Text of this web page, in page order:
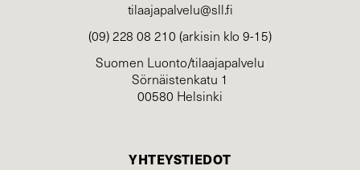
tilaajapalvelu@sll.fi
(09) 228 08 210 (arkisin klo 9-15)
Suomen Luonto/tilaajapalvelu
Sörnäistenkatu 1
00580 Helsinki
YHTEYSTIEDOT